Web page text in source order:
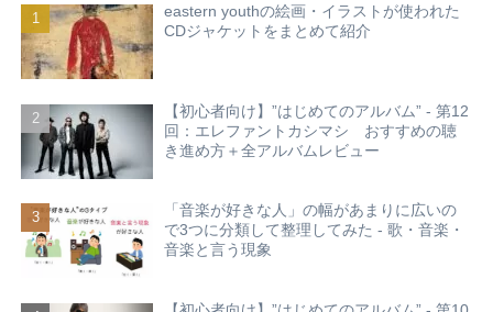
eastern youthの絵画・イラストが使われた
CDジャケットをまとめて紹介
【初心者向け】”はじめてのアルバム” - 第12
回：エレファントカシマシ おすすめの聴
き進め方＋全アルバムレビュー
「音楽が好きな人」の幅があまりに広いの
で3つに分類して整理してみた - 歌・音楽・
音楽と言う現象